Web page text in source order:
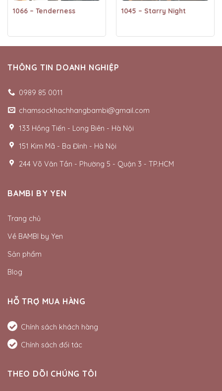
1066 – Tenderness 1045 – Starry Night
THÔNG TIN DOANH NGHIỆP
0989 85 0011
chamsockhachhangbambi@gmail.com
133 Hồng Tiến - Long Biên - Hà Nội
151 Kim Mã - Ba Đình - Hà Nội
244 Võ Văn Tần - Phường 5 - Quận 3 - TP.HCM
BAMBI BY YEN
Trang chủ
Về BAMBI by Yen
Sản phẩm
Blog
HỖ TRỢ MUA HÀNG
Chính sách khách hàng
Chính sách đối tác
THEO DÕI CHÚNG TÔI